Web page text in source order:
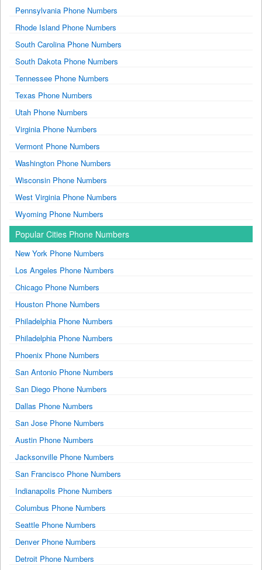
Pennsylvania Phone Numbers
Rhode Island Phone Numbers
South Carolina Phone Numbers
South Dakota Phone Numbers
Tennessee Phone Numbers
Texas Phone Numbers
Utah Phone Numbers
Virginia Phone Numbers
Vermont Phone Numbers
Washington Phone Numbers
Wisconsin Phone Numbers
West Virginia Phone Numbers
Wyoming Phone Numbers
Popular Cities Phone Numbers
New York Phone Numbers
Los Angeles Phone Numbers
Chicago Phone Numbers
Houston Phone Numbers
Philadelphia Phone Numbers
Philadelphia Phone Numbers
Phoenix Phone Numbers
San Antonio Phone Numbers
San Diego Phone Numbers
Dallas Phone Numbers
San Jose Phone Numbers
Austin Phone Numbers
Jacksonville Phone Numbers
San Francisco Phone Numbers
Indianapolis Phone Numbers
Columbus Phone Numbers
Seattle Phone Numbers
Denver Phone Numbers
Detroit Phone Numbers